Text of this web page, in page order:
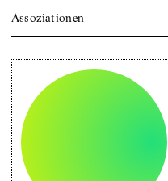
Assoziationen